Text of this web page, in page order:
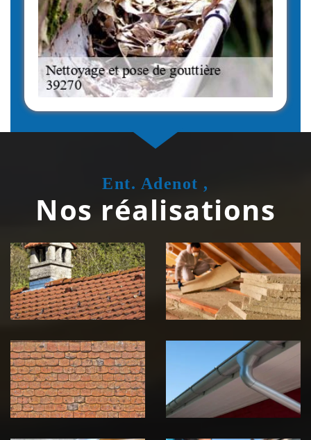
Ent. Adenot ,
Nos réalisations
Couvreur
zingueur 39
Jura
Isolation de
toiture 39
Jura
démoussage de
toiture 39
Jura
pose de
gouttière 39
Jura